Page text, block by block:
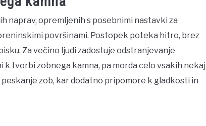
naprav, opremljenih s posebnimi nastavki za
površinami. Postopek poteka hitro, brez
Za večino ljudi zadostuje odstranjevanje
tvorbi zobnega kamna, pa morda celo vsakih nekaj
zob, kar dodatno pripomore k gladkosti in